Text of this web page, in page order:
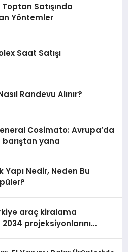
Satışında
Yöntemler
Saat Satışı
Randevu Alınır?
Cosimato: Avrupa’da
yana
Yapı Nedir, Neden Bu
araç kiralama
2034 projeksiyonlarını